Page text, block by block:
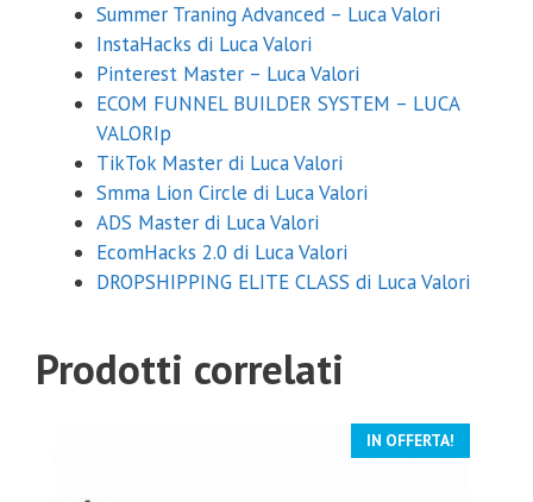
Summer Traning Advanced – Luca Valori
InstaHacks di Luca Valori
Pinterest Master – Luca Valori
ECOM FUNNEL BUILDER SYSTEM – LUCA
VALORIp
TikTok Master di Luca Valori
Smma Lion Circle di Luca Valori
ADS Master di Luca Valori
EcomHacks 2.0 di Luca Valori
DROPSHIPPING ELITE CLASS di Luca Valori
Prodotti correlati
IN OFFERTA!